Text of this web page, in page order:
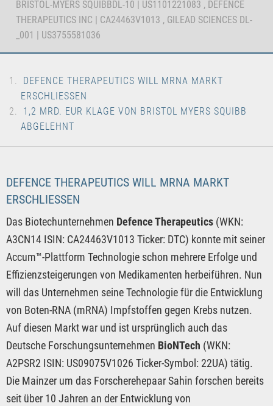
BRISTOL-MYERS SQUIBBDL-10 | US1101221083 , DEFENCE
THERAPEUTICS INC | CA24463V1013 , GILEAD SCIENCES DL-
_001 | US3755581036
DEFENCE THERAPEUTICS WILL MRNA MARKT
ERSCHLIESSEN
1,2 MRD. EUR KLAGE VON BRISTOL MYERS SQUIBB
ABGELEHNT
DEFENCE THERAPEUTICS WILL MRNA MARKT
ERSCHLIESSEN
Das Biotechunternehmen Defence Therapeutics (WKN:
A3CN14 ISIN: CA24463V1013 Ticker: DTC) konnte mit seiner
Accum™-Plattform Technologie schon mehrere Erfolge und
Effizienzsteigerungen von Medikamenten herbeiführen. Nun
will das Unternehmen seine Technologie für die Entwicklung
von Boten-RNA (mRNA) Impfstoffen gegen Krebs nutzen.
Auf diesen Markt war und ist ursprünglich auch das
Deutsche Forschungsunternehmen BioNTech (WKN:
A2PSR2 ISIN: US09075V1026 Ticker-Symbol: 22UA) tätig.
Die Mainzer um das Forscherehepaar Sahin forschen bereits
seit über 10 Jahren an der Entwicklung von